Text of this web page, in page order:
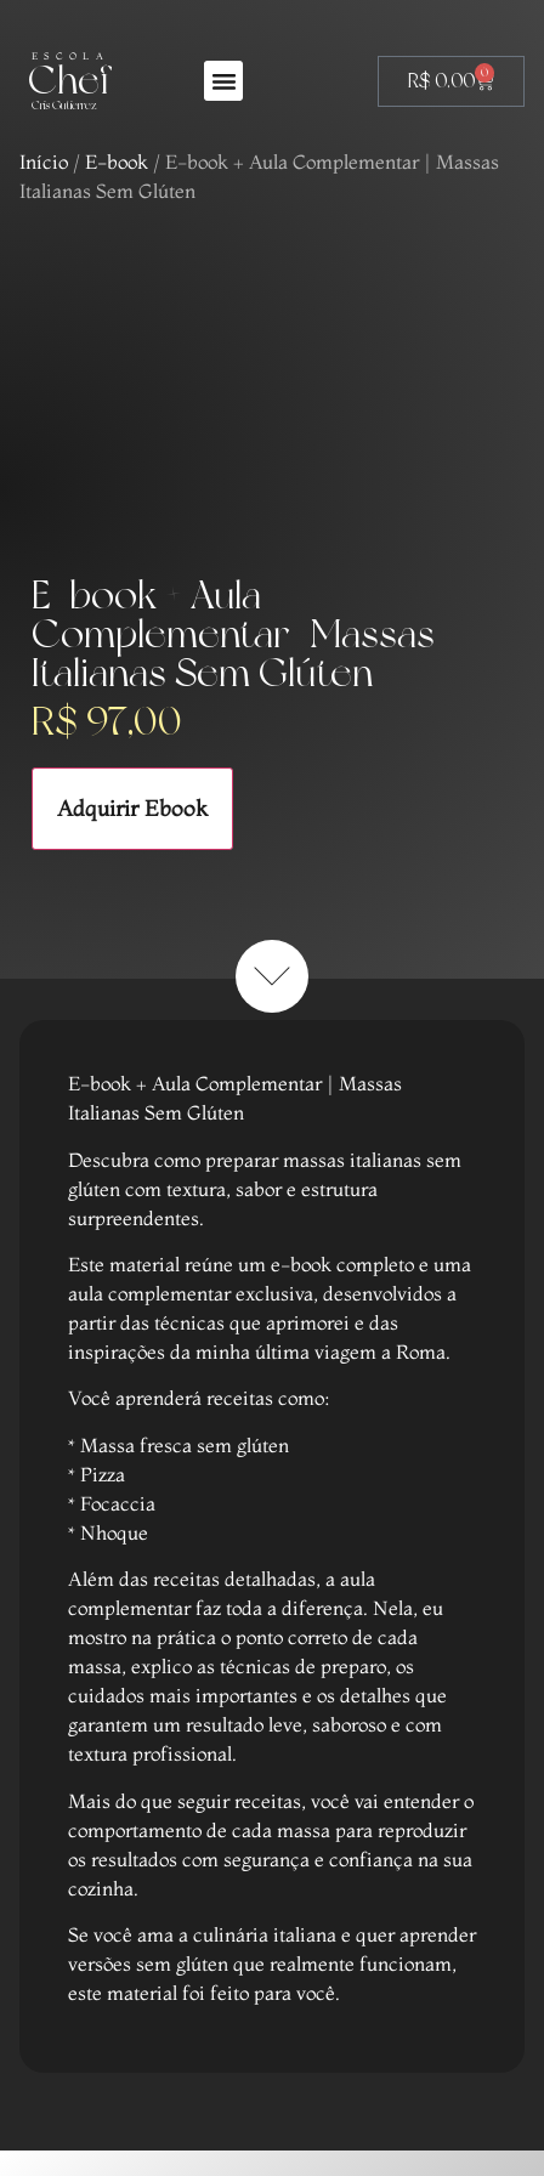
ESCOLA
Chef
Cris Gutierrez
R$ 0,00 0
Início / E-book / E-book + Aula Complementar | Massas
Italianas Sem Glúten
E-book + Aula
Complementar | Massas
Italianas Sem Glúten
R$ 97,00
Adquirir Ebook
E-book + Aula Complementar | Massas
Italianas Sem Glúten
Descubra como preparar massas italianas sem
glúten com textura, sabor e estrutura
surpreendentes.
Este material reúne um e-book completo e uma
aula complementar exclusiva, desenvolvidos a
partir das técnicas que aprimorei e das
inspirações da minha última viagem a Roma.
Você aprenderá receitas como:
* Massa fresca sem glúten
* Pizza
* Focaccia
* Nhoque
Além das receitas detalhadas, a aula
complementar faz toda a diferença. Nela, eu
mostro na prática o ponto correto de cada
massa, explico as técnicas de preparo, os
cuidados mais importantes e os detalhes que
garantem um resultado leve, saboroso e com
textura profissional.
Mais do que seguir receitas, você vai entender o
comportamento de cada massa para reproduzir
os resultados com segurança e confiança na sua
cozinha.
Se você ama a culinária italiana e quer aprender
versões sem glúten que realmente funcionam,
este material foi feito para você.